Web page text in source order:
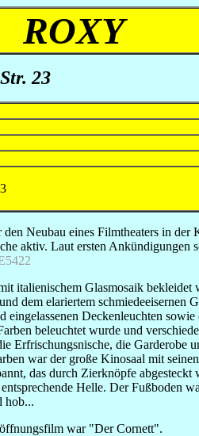
ROXY
23
Neubau eines Filmtheaters in
aktiv. Laut ersten
italienischem Glasmosaik
dem elariertem
Deckenleuchten
beleuchtet wurde und
die Garderobe
war der große Kinosaal mit
das durch Zierknöpfe
Helle. Der Fußboden
hob...
war "Der Cornett".